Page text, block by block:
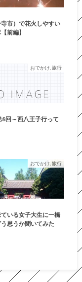
市）で花火しやすい
前編】
おでかけ, 旅行
8回～西八王子行って
おでかけ, 旅行
いる女子大生に一橋
思うか聞いてみた